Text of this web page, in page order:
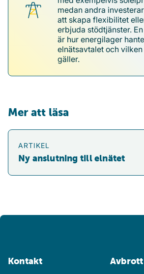
medan andra
att skapa flexibilitet
erbjuda stödtjänster.
är hur energilager
elnätsavtalet och
gäller.
Mer att läsa
Ny anslutning till elnätet
ARTIKEL
Ny anslutning till elnätet
Kontakt Avbrott